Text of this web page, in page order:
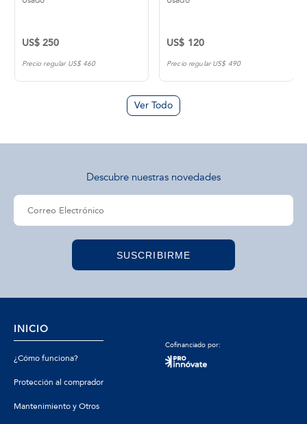
US$ 250
Precio regular US$ 460
US$ 120
Precio regular US$ 490
Ver Todo
Descubre nuestras novedades
SUSCRIBIRME
INICIO
¿Cómo funciona?
Protección al comprador
Mantenimiento y Otros
Cofinanciado por: